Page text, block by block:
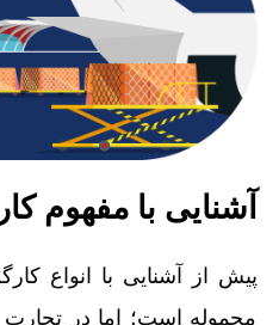
آشنایی با مفهوم
پیش از آشنایی با انواع